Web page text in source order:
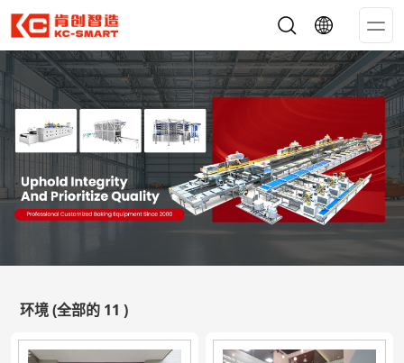
环境(全部的 11 )